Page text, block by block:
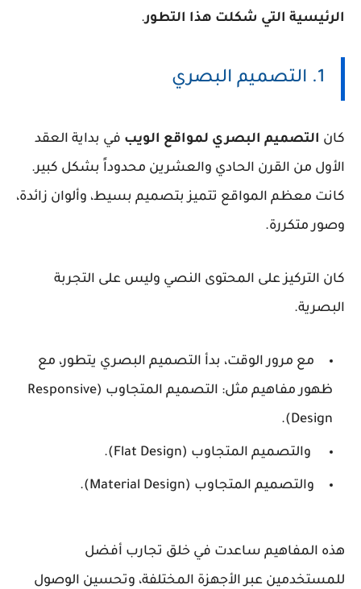
الرئيسية التي شكلت هذا التطور.
1. التصميم البصري
كان التصميم البصري لمواقع الويب في بداية العقد
الأول من القرن الحادي والعشرين محدوداً بشكل كبير.
كانت معظم المواقع تتميز بتصميم بسيط، وألوان زائدة،
وصور متكررة.
كان التركيز على المحتوى النصي وليس على التجربة
البصرية.
مع مرور الوقت، بدأ التصميم البصري يتطور، مع
ظهور مفاهيم مثل: التصميم المتجاوب (Responsive
Design).
والتصميم المتجاوب (Flat Design).
والتصميم المتجاوب (Material Design).
هذه المفاهيم ساعدت في خلق تجارب أفضل
للمستخدمين عبر الأجهزة المختلفة، وتحسين الوصول